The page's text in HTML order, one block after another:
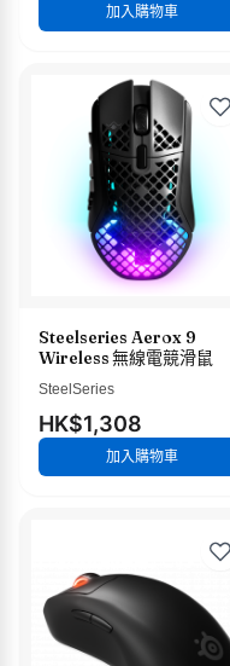
加入購物車
Steelseries Aerox 9
Wireless 無線電競滑鼠
SteelSeries
HK$1,308
加入購物車